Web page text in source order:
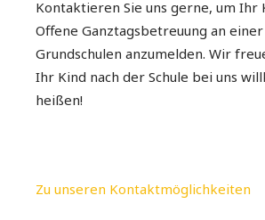
Kontaktieren Sie uns gerne, um Ihr
Offene Ganztagsbetreuung an
Grundschulen anzumelden. Wir
Ihr Kind nach der Schule bei uns
heißen!
Zu unseren Kontaktmöglichkeiten